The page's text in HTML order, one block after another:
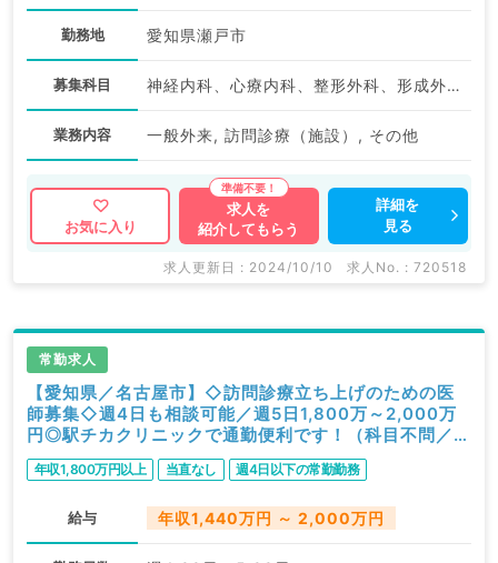
勤務地 愛知県瀬戸市
募集科目 神経内科、心療内科、整形外科、形成外科、脳神経外科、呼吸器外科、心臓血管外科、小児外科、泌尿器科、一般内科、循環器内科、呼吸器内科、消化器内科、内分泌・代謝内科、腎臓内科、老年内科、血液内科、外科系全般、一般外科、消化器外科、乳腺外科、膠原病科、スポーツ整形外科、大腸・肛門外科、脊髄・脊椎外科
業務内容 一般外来, 訪問診療（施設）, その他
お気に入り
求人を
紹介してもらう
詳細を
見る
求人更新日 : 2024/10/10 求人No. : 720518
常勤求人
【愛知県／名古屋市】◇訪問診療立ち上げのための医
師募集◇週4日も相談可能／週5日1,800万～2,000万
円◎駅チカクリニックで通勤便利です！（科目不問／常
勤）
年収1,800万円以上 当直なし 週4日以下の常勤勤務
給与 年収1,440万円 ～ 2,000万円